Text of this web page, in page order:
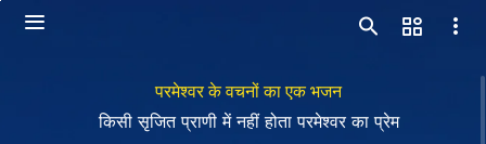
परमेश्वर के वचनों का एक भजन
किसी सृजित प्राणी में नहीं होता परमेश्वर का प्रेम